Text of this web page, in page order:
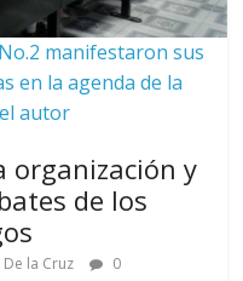
manifestaron sus
en la agenda de la
autor
organización y
de los
la Cruz
0